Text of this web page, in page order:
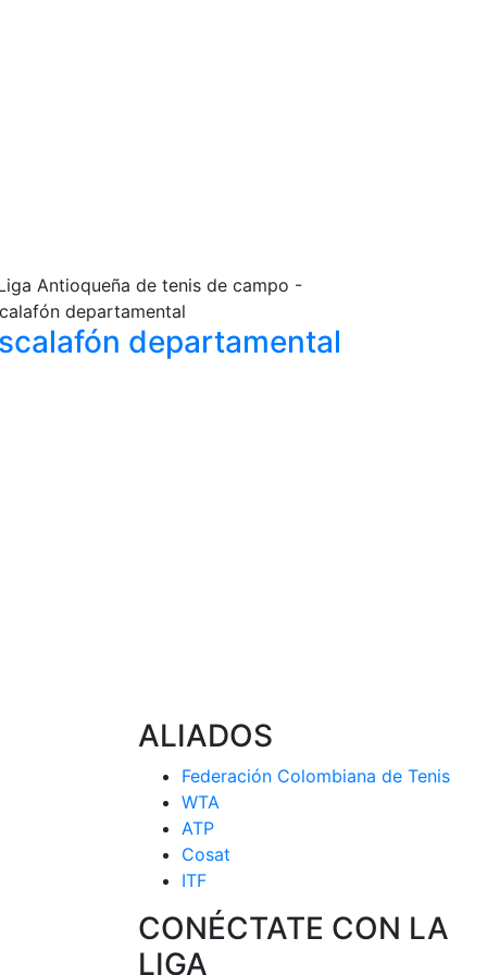
departamental
ALIADOS
Federación Colombiana de Tenis
WTA
ATP
Cosat
ITF
CONÉCTATE CON LA
LIGA